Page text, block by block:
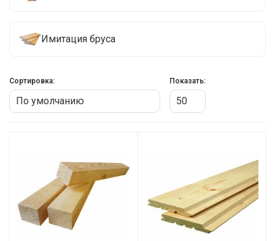
Имитация бруса
Сортировка: Показать: